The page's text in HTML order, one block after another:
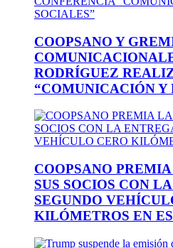
COOPSANO Y
RODRÍGUEZ
“COMUNICACIÓN Y
COOPSANO
SUS SOCIOS CON
SEGUNDO
KILÓMETROS EN